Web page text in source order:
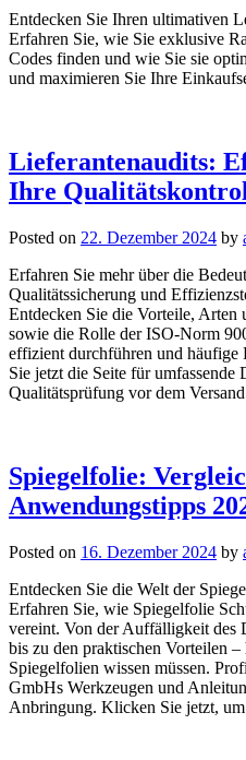
Entdecken Sie Ihren ultimativen
Erfahren Sie, wie Sie exklusive
Codes finden und wie Sie sie
und maximieren Sie Ihre
Lieferantenaudits:
Ihre
Posted on 22. Dezember 2024 by
Erfahren Sie mehr über die
Qualitätssicherung und
Entdecken Sie die Vorteile, Arten
sowie die Rolle der ISO-Norm
effizient durchführen und häufige
Sie jetzt die Seite für umfassende
Qualitätsprüfung vor dem
Spiegelfolie:
Anwendungstipps
Posted on 16. Dezember 2024 by
Entdecken Sie die Welt der
Erfahren Sie, wie Spiegelfolie
vereint. Von der Auffälligkeit des
bis zu den praktischen Vorteilen
Spiegelfolien wissen müssen.
GmbHs Werkzeugen und
Anbringung. Klicken Sie jetzt,